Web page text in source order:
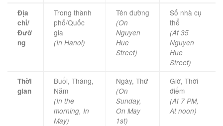
Địa
chỉ/
Đườ
ng
Trong thành
phố/Quốc
gia
(In Hanoi)
Tên đường
(On
Nguyen
Hue
Street)
Số nhà cụ
thể
(At 35
Nguyen
Hue
Street)
Thời
gian
Buổi, Tháng,
Năm
(In the
morning, In
May)
Ngày, Thứ
(On
Sunday,
On May
1st)
Giờ, Thời
điểm
(At 7 PM,
At noon)